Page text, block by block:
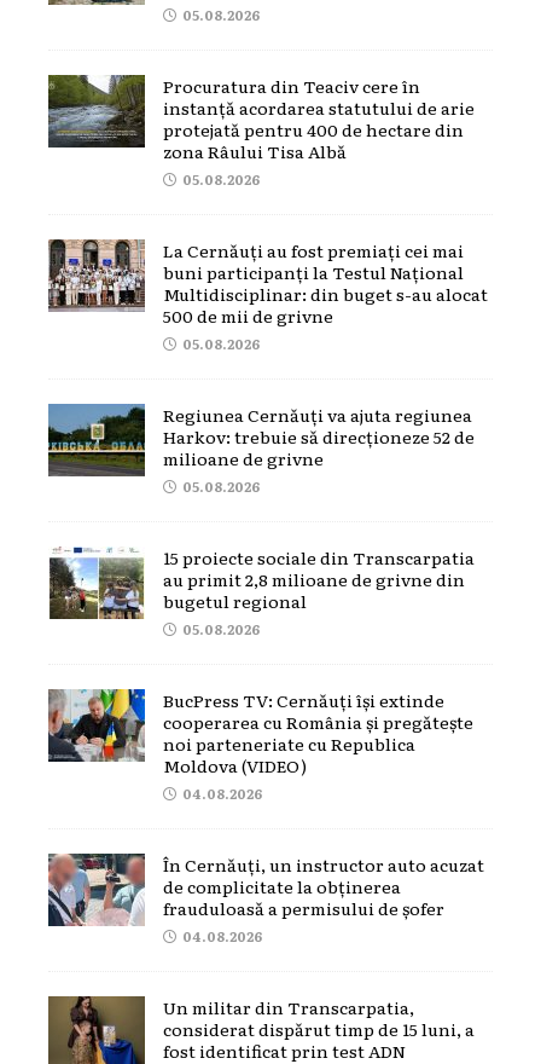
05.08.2026
Procuratura din Teaciv cere în
instanță acordarea statutului de arie
protejată pentru 400 de hectare din
zona Râului Tisa Albă
05.08.2026
La Cernăuți au fost premiați cei mai
buni participanți la Testul Național
Multidisciplinar: din buget s-au alocat
500 de mii de grivne
05.08.2026
Regiunea Cernăuți va ajuta regiunea
Harkov: trebuie să direcționeze 52 de
milioane de grivne
05.08.2026
15 proiecte sociale din Transcarpatia
au primit 2,8 milioane de grivne din
bugetul regional
05.08.2026
BucPress TV: Cernăuți își extinde
cooperarea cu România și pregătește
noi parteneriate cu Republica
Moldova (VIDEO)
04.08.2026
În Cernăuți, un instructor auto acuzat
de complicitate la obținerea
frauduloasă a permisului de șofer
04.08.2026
Un militar din Transcarpatia,
considerat dispărut timp de 15 luni, a
fost identificat prin test ADN